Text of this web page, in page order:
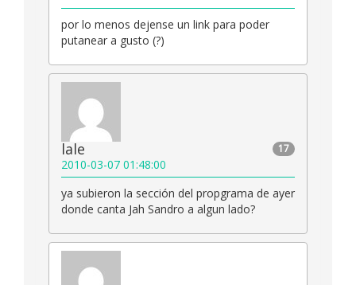
por lo menos dejense un link para poder
putanear a gusto (?)
17
lale
2010-03-07 01:48:00
ya subieron la sección del propgrama de ayer
donde canta Jah Sandro a algun lado?